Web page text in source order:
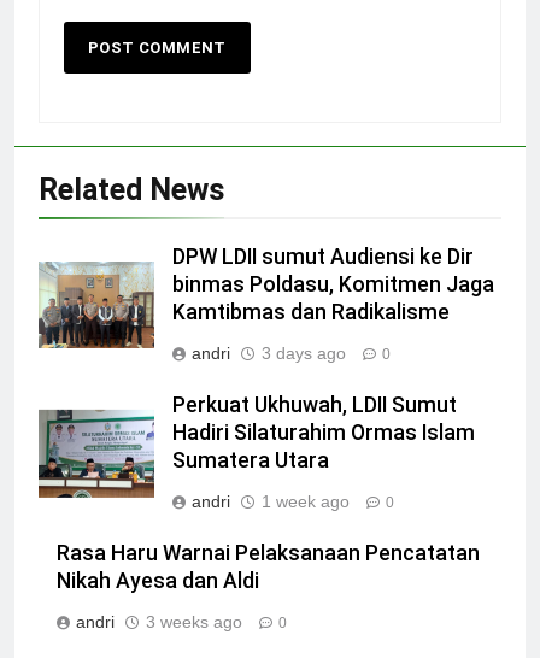
Related News
DPW LDII sumut Audiensi ke Dir
binmas Poldasu, Komitmen Jaga
Kamtibmas dan Radikalisme
andri 3 days ago 0
Perkuat Ukhuwah, LDII Sumut
Hadiri Silaturahim Ormas Islam
Sumatera Utara
andri 1 week ago 0
Rasa Haru Warnai Pelaksanaan Pencatatan
Nikah Ayesa dan Aldi
andri 3 weeks ago 0